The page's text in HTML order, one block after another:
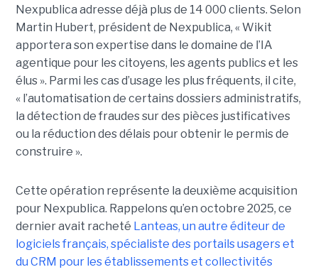
Nexpublica adresse déjà plus de 14 000 clients. Selon
Martin Hubert, président de Nexpublica, « Wikit
apportera son expertise dans le domaine de l’IA
agentique pour les citoyens, les agents publics et les
élus ». Parmi les cas d’usage les plus fréquents, il cite,
« l’automatisation de certains dossiers administratifs,
la détection de fraudes sur des pièces justificatives
ou la réduction des délais pour obtenir le permis de
construire ».
Cette opération représente la deuxième acquisition
pour Nexpublica. Rappelons qu’en octobre 2025, ce
dernier avait racheté Lanteas, un autre éditeur de
logiciels français, spécialiste des portails usagers et
du CRM pour les établissements et collectivités